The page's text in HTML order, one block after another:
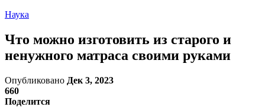
Наука
Что можно изготовить из старого и
ненужного матраса своими руками
Опубликовано Дек 3, 2023
660
Поделится